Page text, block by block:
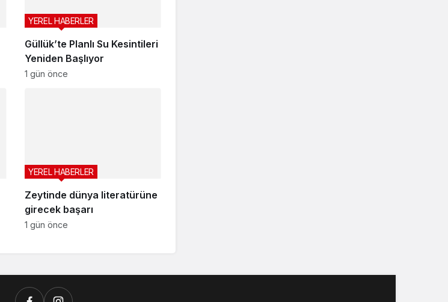
Güllük’te Planlı Su Kesintileri
Yeniden Başlıyor
YEREL HABERLER
1 gün önce
Zeytinde dünya literatürüne
girecek başarı
YEREL HABERLER
1 gün önce